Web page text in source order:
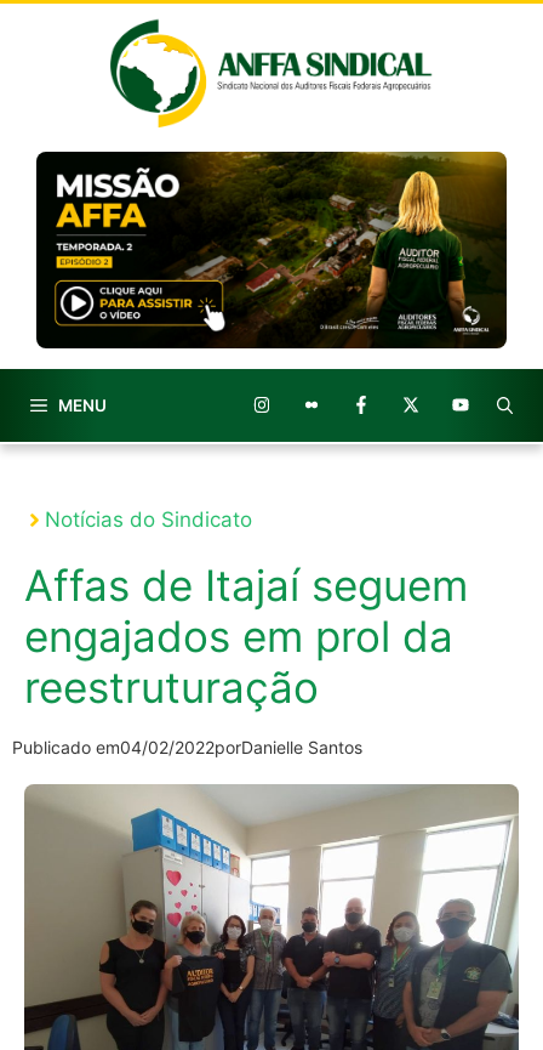
MENU
Notícias do Sindicato
Affas de Itajaí seguem
engajados em prol da
reestruturação
Publicado em04/02/2022porDanielle Santos